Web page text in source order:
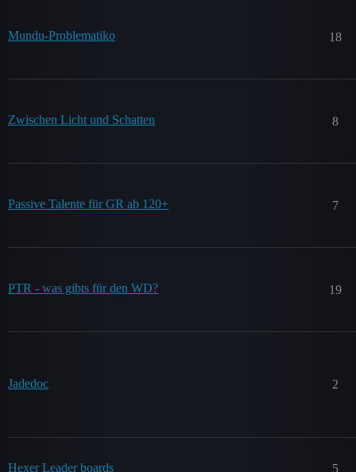
Mundu-Problematiko 18
Zwischen Licht und Schatten 8
Passive Talente für GR ab 120+ 7
PTR - was gibts für den WD? 19
Jadedoc 2
Hexer Leader boards 5